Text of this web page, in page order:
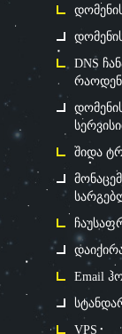
DNS
შიდა
Email
VPS